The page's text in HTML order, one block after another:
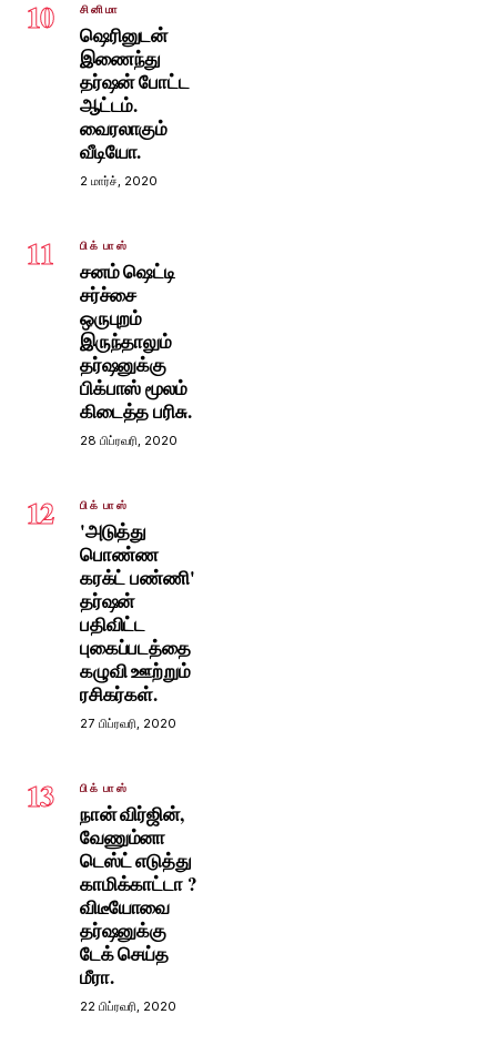
10 சினிமா
ஷெரினுடன்
இணைந்து
தர்ஷன் போட்ட
ஆட்டம்.
வைரலாகும்
வீடியோ.
2 மார்ச், 2020
11 பிக் பாஸ்
சனம் ஷெட்டி
சர்ச்சை
ஒருபுறம்
இருந்தாலும்
தர்ஷனுக்கு
பிக்பாஸ் மூலம்
கிடைத்த பரிசு.
28 பிப்ரவரி, 2020
12 பிக் பாஸ்
'அடுத்து
பொண்ண
கரக்ட் பண்ணி'
தர்ஷன்
பதிவிட்ட
புகைப்படத்தை
கழுவி ஊற்றும்
ரசிகர்கள்.
27 பிப்ரவரி, 2020
13 பிக் பாஸ்
நான் விர்ஜின்,
வேணும்னா
டெஸ்ட் எடுத்து
காமிக்காட்டா ?
விடீயோவை
தர்ஷனுக்கு
டேக் செய்த
மீரா.
22 பிப்ரவரி, 2020